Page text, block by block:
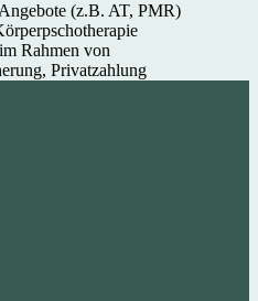
(z.B. AT, PMR)
Rahmen von
Privatzahlung